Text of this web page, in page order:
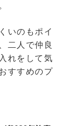
いのもポイ
二人で仲良
れをして気
すすめのプ